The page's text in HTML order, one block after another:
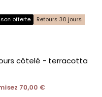
offerte Retours 30 jours
côtelé - terracotta
70,00 €